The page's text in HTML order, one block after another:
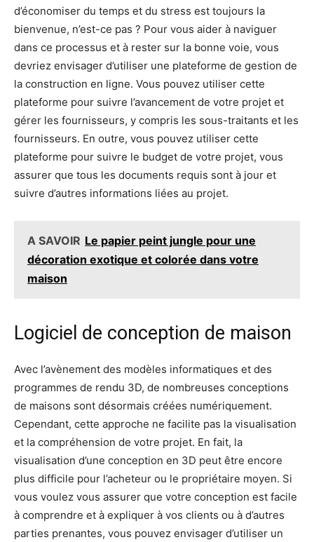
d’économiser du temps et du stress est toujours la
bienvenue, n’est-ce pas ? Pour vous aider à naviguer
dans ce processus et à rester sur la bonne voie, vous
devriez envisager d’utiliser une plateforme de gestion de
la construction en ligne. Vous pouvez utiliser cette
plateforme pour suivre l’avancement de votre projet et
gérer les fournisseurs, y compris les sous-traitants et les
fournisseurs. En outre, vous pouvez utiliser cette
plateforme pour suivre le budget de votre projet, vous
assurer que tous les documents requis sont à jour et
suivre d’autres informations liées au projet.
A SAVOIR Le papier peint jungle pour une
décoration exotique et colorée dans votre
maison
Logiciel de conception de maison
Avec l’avènement des modèles informatiques et des
programmes de rendu 3D, de nombreuses conceptions
de maisons sont désormais créées numériquement.
Cependant, cette approche ne facilite pas la visualisation
et la compréhension de votre projet. En fait, la
visualisation d’une conception en 3D peut être encore
plus difficile pour l’acheteur ou le propriétaire moyen. Si
vous voulez vous assurer que votre conception est facile
à comprendre et à expliquer à vos clients ou à d’autres
parties prenantes, vous pouvez envisager d’utiliser un